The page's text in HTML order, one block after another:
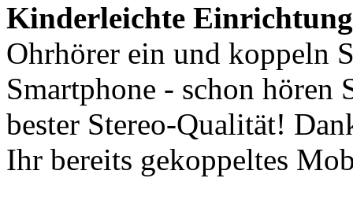
Kinderleichte
Ohrhörer ein und koppeln
Smartphone - schon
bester Stereo-Qualität!
Ihr bereits gekoppeltes